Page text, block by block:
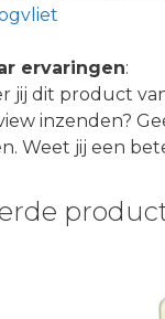
ervaringen:
jij dit product
inzenden?
Weet jij een